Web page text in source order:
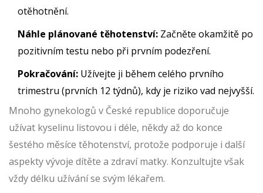
otěhotnění.
Náhle plánované těhotenství: Začněte okamžitě po
pozitivním testu nebo při prvním podezření.
Pokračování: Užívejte ji během celého prvního
trimestru (prvních 12 týdnů), kdy je riziko vad nejvyšší.
Mnoho gynekologů v České republice doporučuje
užívat kyselinu listovou i déle, někdy až do konce
šestého měsíce těhotenství, protože podporuje i další
aspekty vývoje dítěte a zdraví matky. Konzultujte však
vždy délku užívání se svým lékařem.